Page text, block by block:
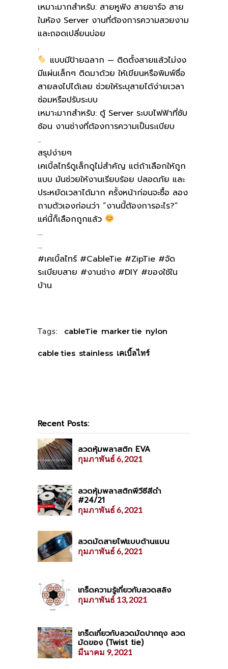
เหมาะมากสำหรับ: สายหูฟัง สายชาร์จ สาย
ในห้อง Server งานที่ต้องการความสวยงาม
และถอดเปลี่ยนบ่อย
.
แบบมีป้ายฉลาก — ติดตั้งสายแล้วไม่งง
มีแผ่นเล็กๆ ติดมาด้วย ให้เขียนหรือพิมพ์ชื่อ
สายลงไปได้เลย ช่วยให้ระบุสายได้ง่ายเวลา
ซ่อมหรือปรับระบบ
เหมาะมากสำหรับ: ตู้ Server ระบบไฟฟ้าที่ซับ
ซ้อน งานช่างที่ต้องการความเป็นระเบียบ
..
สรุปง่ายๆ
เคเบิ้ลไทร์ดูเล็กดูไม่สำคัญ แต่ถ้าเลือกให้ถูก
แบบ มันช่วยให้งานเรียบร้อย ปลอดภัย และ
ประหยัดเวลาได้มาก ครั้งหน้าก่อนจะซื้อ ลอง
ถามตัวเองก่อนว่า “งานนี้ต้องการอะไร?”
แค่นี้ก็เลือกถูกแล้ว
…
…
#เคเบิ้ลไทร์ #CableTie #ZipTie #จัด
ระเบียบสาย #งานช่าง #DIY #ของใช้ใน
บ้าน
Tags: cableTie marker tie nylon
cable ties stainless เคเบิ้ลไทร์
Recent Posts:
ลวดหุ้มพลาสติก EVA
กุมภาพันธ์ 6, 2021
ลวดหุ้มพลาสติกพีวีซีสีดำ
#24/21
กุมภาพันธ์ 6, 2021
ลวดมัดสายไฟแบบด้านแบน
กุมภาพันธ์ 6, 2021
เกร็ดความรู้เกี่ยวกับลวดสลิง
กุมภาพันธ์ 13, 2021
เกร็ดเกี่ยวกับลวดมัดปากถุง ลวด
มัดของ (Twist tie)
มีนาคม 9, 2021